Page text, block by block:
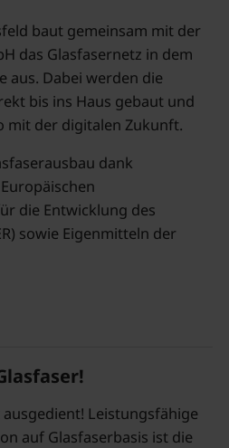
baut gemeinsam mit der
das Glasfasernetz in dem
aus. Dabei werden die
bis ins Haus gebaut und
mit der digitalen Zukunft.
dank
die Entwicklung des
sowie Eigenmitteln der
ausgedient! Leistungsfähige
auf Glasfaserbasis ist die